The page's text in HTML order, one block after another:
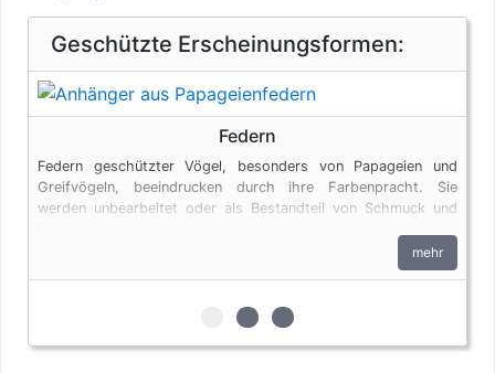
Geschützte Erscheinungsformen:
Federn
Federn geschützter Vögel, besonders von Papageien und
Greifvögeln, beeindrucken durch ihre Farbenpracht. Sie
werden unbearbeitet oder als Bestandteil von Schmuck und
Federn unterliegen den artenschutzrechtlichen Bestimmungen.
mehr
zur 1. geschützten
zur 2. geschützten
zur 3. geschützten